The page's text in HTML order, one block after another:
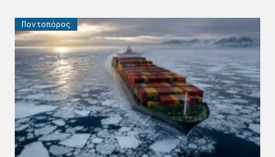
Ποντοπόρος